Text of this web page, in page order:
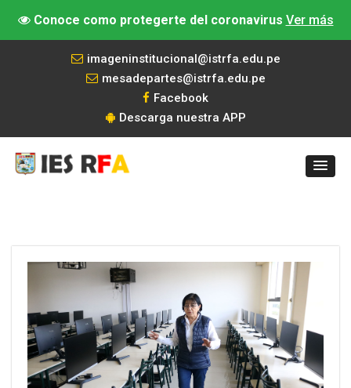
Conoce como protegerte del coronavirus Ver más
imageninstitucional@istrfa.edu.pe
mesadepartes@istrfa.edu.pe
Facebook
Descarga nuestra APP